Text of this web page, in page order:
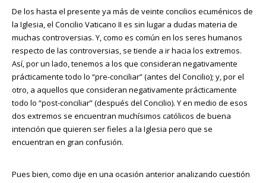
De los hasta el presente ya más de veinte concilios ecuménicos de
la Iglesia, el Concilio Vaticano II es sin lugar a dudas materia de
muchas controversias. Y, como es común en los seres humanos
respecto de las controversias, se tiende a ir hacia los extremos.
Así, por un lado, tenemos a los que consideran negativamente
prácticamente todo lo “pre-conciliar” (antes del Concilio); y, por el
otro, a aquellos que consideran negativamente prácticamente
todo lo “post-conciliar” (después del Concilio). Y en medio de esos
dos extremos se encuentran muchísimos católicos de buena
intención que quieren ser fieles a la Iglesia pero que se
encuentran en gran confusión.
Pues bien, como dije en una ocasión anterior analizando cuestión